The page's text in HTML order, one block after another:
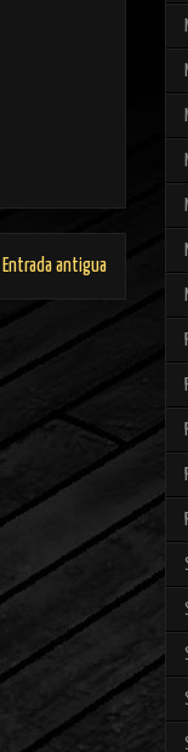
Entrada antigua